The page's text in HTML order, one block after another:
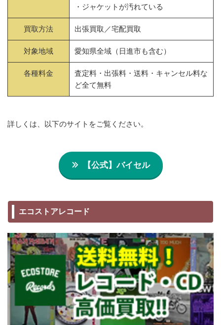
・ジャケットが汚れている
買取方法 出張買取／宅配買取
対象地域 愛知県全域（日進市も含む）
各種料金
査定料・出張料・送料・キャンセル料な
ど全て無料
詳しくは、以下のサイトをご覧ください。
【公式】バイセル
エコストアレコード